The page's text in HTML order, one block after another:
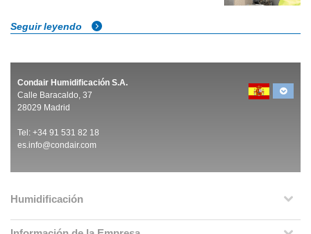
Seguir leyendo
Condair Humidificación S.A.
Calle Baracaldo, 37
28029 Madrid
Tel: +34 91 531 82 18
es.info@condair.com
Humidificación